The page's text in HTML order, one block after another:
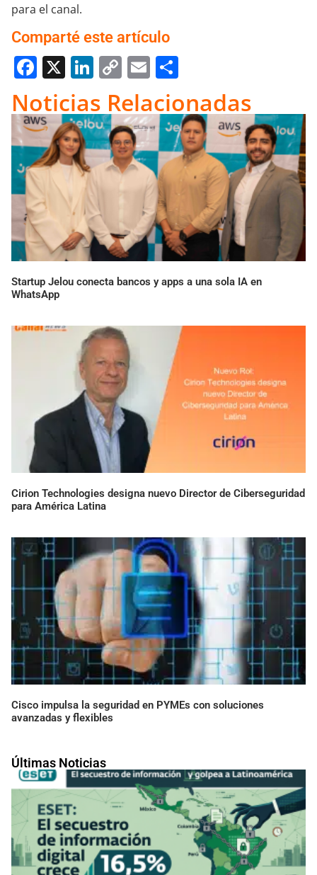
Últimas Noticias
para el canal.
Comparté este artículo
Facebook
X LinkedIn
Copy
Link
Email
Noticias Relacionadas
Startup Jelou conecta bancos y apps a una sola IA en
WhatsApp
Cirion Technologies designa nuevo Director de Ciberseguridad
para América Latina
Cisco impulsa la seguridad en PYMEs con soluciones
avanzadas y flexibles